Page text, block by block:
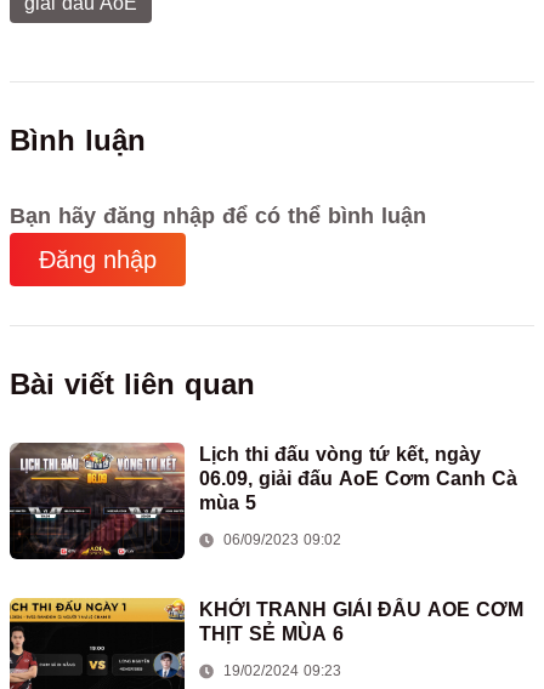
Bình luận
Bạn hãy đăng nhập để có thể bình luận
Đăng nhập
Bài viết liên quan
Lịch thi đấu vòng tứ kết, ngày
06.09, giải đấu AoE Cơm Canh Cà
mùa 5
06/09/2023 09:02
KHỞI TRANH GIẢI ĐẤU AOE CƠM
THỊT SẺ MÙA 6
19/02/2024 09:23